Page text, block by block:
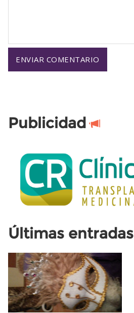
Publicidad
Últimas entradas